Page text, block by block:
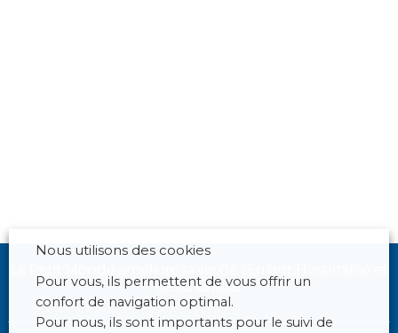
de sa famille.
Nous utilisons des cookies
Pour vous, ils permettent de vous offrir un
confort de navigation optimal.
Pour nous, ils sont importants pour le suivi de